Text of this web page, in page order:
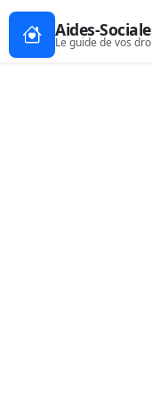
Aides-
Le guide de vos